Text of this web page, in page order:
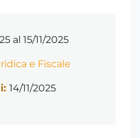
al 15/11/2025
e Fiscale
14/11/2025